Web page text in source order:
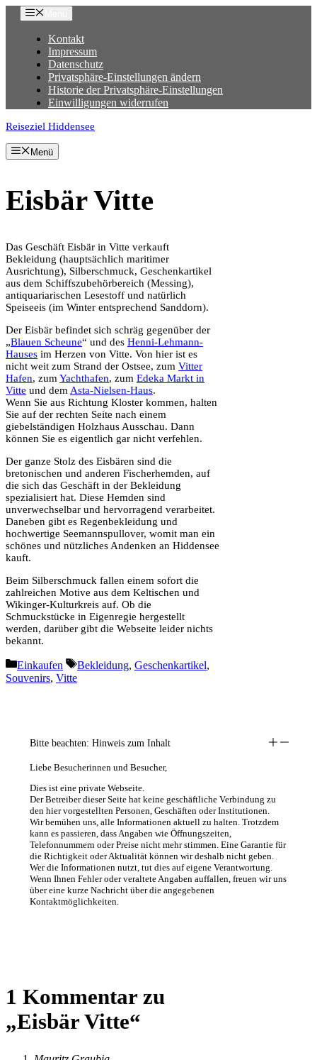
Zum
Inhalt
springen
Kontakt
Impressum
Datenschutz
Privatsphäre-Einstellungen ändern
Historie der Privatsphäre-Einstellungen
Einwilligungen widerrufen
Reiseziel Hiddensee
Menü
Eisbär Vitte
Das Geschäft Eisbär in Vitte verkauft
Bekleidung (hauptsächlich maritimer
Ausrichtung), Silberschmuck, Geschenkartikel
aus dem Schiffszubehörbereich (Messing),
antiquariarischen Lesestoff und natürlich
Speiseeis (im Winter entsprechend Sanddorn).
Der Eisbär befindet sich schräg gegenüber der
„Blauen Scheune“ und des Henni-Lehmann-
Hauses im Herzen von Vitte. Von hier ist es
nicht weit zum Strand der Ostsee, zum Vitter
Hafen, zum Yachthafen, zum Edeka Markt in
Vitte und dem Asta-Nielsen-Haus.
Wenn Sie aus Richtung Kloster kommen, halten
Sie auf der rechten Seite nach einem
giebelständigen Holzhaus Ausschau. Dann
können Sie es eigentlich gar nicht verfehlen.
Der ganze Stolz des Eisbären sind die
bretonischen und anderen Fischerhemden, auf
die sich das Geschäft in der Bekleidung
spezialisiert hat. Diese Hemden sind
unverwechselbar und hervorragend verarbeitet.
Daneben gibt es Regenbekleidung und
hochwertige Seemannspullover, womit man ein
schönes und nützliches Andenken an Hiddensee
kauft.
Beim Silberschmuck fallen einem sofort die
zahlreichen Motive aus dem Keltischen und
Wikinger-Kulturkreis auf. Ob die
Schmuckstücke in Eigenregie hergestellt
werden, darüber gibt die Webseite leider nichts
bekannt.
Kategorien
Einkaufen Schlagwörter
Bekleidung, Geschenkartikel,
Souvenirs, Vitte
Bitte beachten: Hinweis zum Inhalt
Liebe Besucherinnen und Besucher,
Dies ist eine private Webseite.
Der Betreiber dieser Seite hat keine geschäftliche Verbindung zu
den hier vorgestellten Personen, Geschäften oder Institutionen.
Wir bemühen uns, alle Informationen aktuell zu halten. Trotzdem
kann es passieren, dass Angaben wie Öffnungszeiten,
Telefonnummern oder Preise nicht mehr stimmen. Eine Garantie für
die Richtigkeit oder Aktualität können wir deshalb nicht geben.
Wer die Informationen nutzt, tut dies auf eigene Verantwortung.
Wenn Ihnen Fehler oder veraltete Angaben auffallen, freuen wir uns
über eine kurze Nachricht über die angegebenen
Kontaktmöglichkeiten.
1 Kommentar zu
„Eisbär Vitte“